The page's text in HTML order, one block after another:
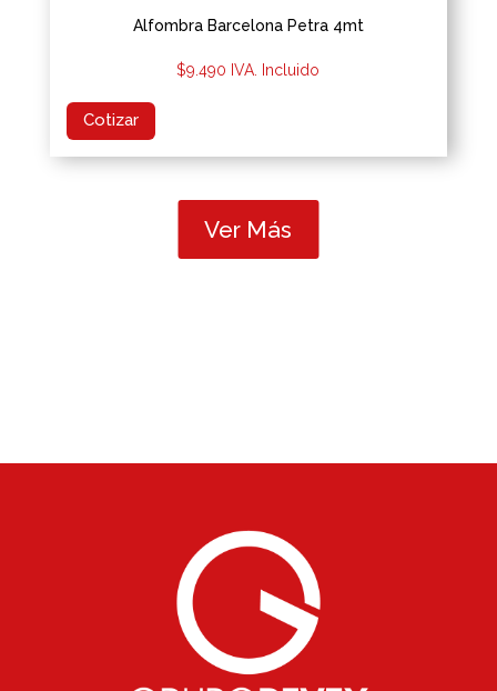
Alfombra Barcelona Petra 4mt
$9.490 IVA. Incluido
Cotizar
Ver Más